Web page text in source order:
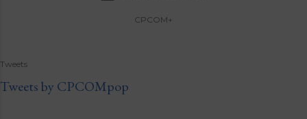
CPCOM+
Tweets
Tweets by CPCOMpop